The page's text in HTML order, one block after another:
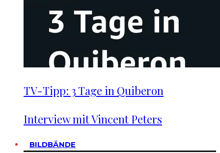
TV-Tipp: 3 Tage in Quiberon
Interview mit Vincent Peters
BILDBÄNDE